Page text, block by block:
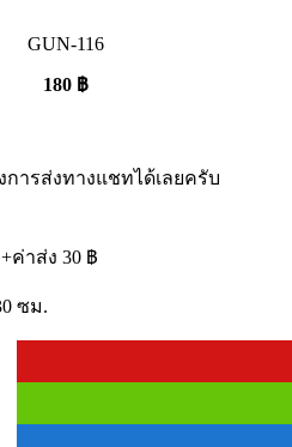
GUN-116
180 ฿
ารส่งทางแชทได้เลยครับ
ค่าส่ง 30 ฿
ซม.